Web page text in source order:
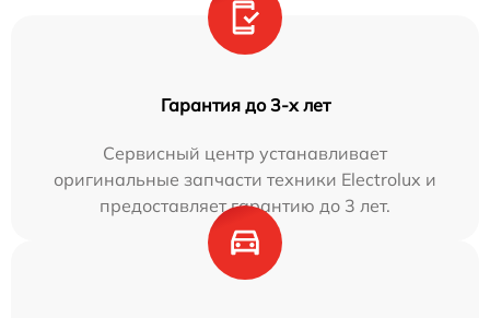
Гарантия до 3-х лет
Сервисный центр устанавливает
оригинальные запчасти техники Electrolux и
предоставляет гарантию до 3 лет.